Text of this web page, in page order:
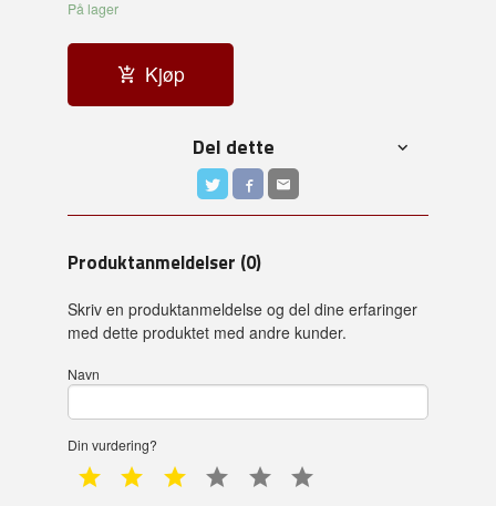
På lager
Kjøp
Del dette
Produktanmeldelser (0)
Skriv en produktanmeldelse og del dine erfaringer
med dette produktet med andre kunder.
Navn
Din vurdering?
1 star 2 star 3 star 4 star 5 star